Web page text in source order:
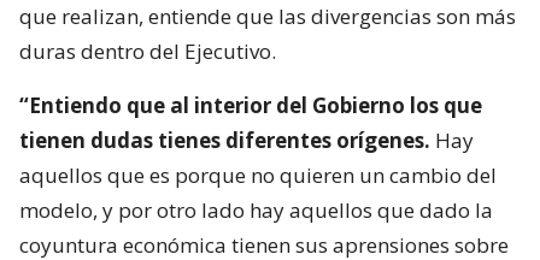
que realizan, entiende que las divergencias son más
duras dentro del Ejecutivo.
“Entiendo que al interior del Gobierno los que
tienen dudas tienes diferentes orígenes. Hay
aquellos que es porque no quieren un cambio del
modelo, y por otro lado hay aquellos que dado la
coyuntura económica tienen sus aprensiones sobre